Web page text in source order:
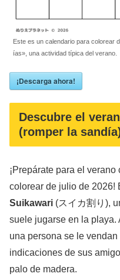
Este es un calendario para colorear
ías», una actividad típica del verano.
¡Descarga ahora!
Descubre el
(romper la
¡Prepárate para el
colorear de julio de 2026!
Suikawari (スイカ割り),
suele jugarse en la playa.
una persona se le
indicaciones de sus
palo de madera.